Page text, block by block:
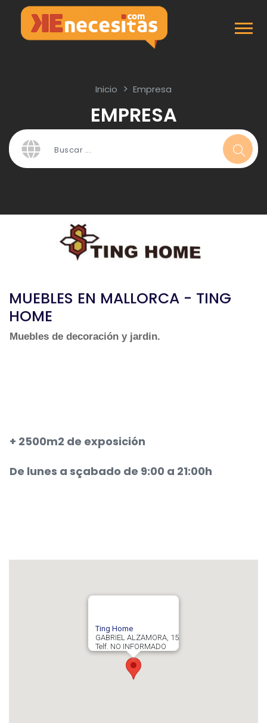
Inicio Empresa
EMPRESA
MUEBLES EN MALLORCA - TING
HOME
Muebles de decoración y jardin.
+ 2500m2 de exposición
De lunes a sçabado de 9:00 a 21:00h
Ting Home
GABRIEL ALZAMORA, 15
Telf. NO INFORMADO